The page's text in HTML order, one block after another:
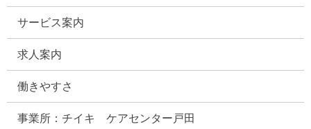
サービス案内
求人案内
働きやすさ
事業所：チイキ ケアセンター戸田